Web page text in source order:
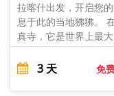
拉喀什出发，开启您
息于此的当地狒狒。
真寺，它是世界上最
3 天 免